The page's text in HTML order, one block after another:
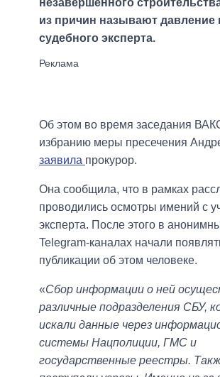
незавершенного
из причин называют давление
судебного эксперта.
Об этом во время заседания
избранию меры пресечения
заявила прокурор.
Она сообщила, что в рамках
проводились осмотры имений с
эксперта. После этого в
Telegram-каналах начали
публикации об этом человеке.
«Сбор информации о ней
различные подразделения СБУ,
искали данные через
системы Нацполиции, ГМС и
государственные реестры.